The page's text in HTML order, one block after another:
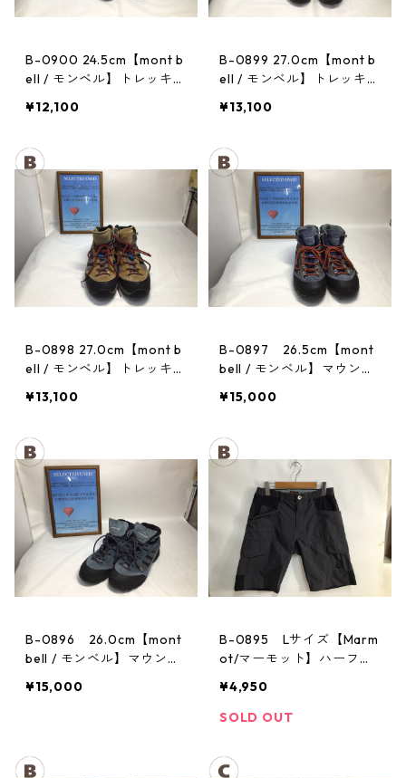
B-0900 24.5cm【mont b
ell / モンベル】トレッキン
ルーザー レディースRDV
¥12,100
B-0899 27.0cm【mont b
ell / モンベル】トレッキン
ティトンブーツ メンズ TN
¥13,100
B-0898 27.0cm【mont b
ell / モンベル】トレッキン
ティトンブーツ メンズ GR
¥13,100
B-0897 26.5cm【mont
bell / モンベル】マウンテ
¥15,000
B-0896 26.0cm【mont
bell / モンベル】マウンテ
¥15,000
B-0895 Lサイズ【Marm
ot/マーモット】ハーフパ
Men's DGBK
¥4,950
SOLD OUT